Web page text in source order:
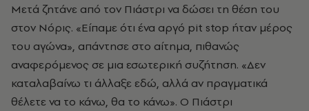
Μετά ζητάνε από τον Πιάστρι να δώσει τη θέση του
στον Νόρις. «Είπαμε ότι ένα αργό pit stop ήταν μέρος
του αγώνα», απάντησε στο αίτημα, πιθανώς
αναφερόμενος σε μια εσωτερική συζήτηση. «Δεν
καταλαβαίνω τι άλλαξε εδώ, αλλά αν πραγματικά
θέλετε να το κάνω, θα το κάνω». Ο Πιάστρι